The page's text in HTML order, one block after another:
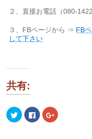
２、直接お電話（080-
３、FBページから ⇒ FB
して下さい
共有:
ク
リ
Facebook
で
ク
リ